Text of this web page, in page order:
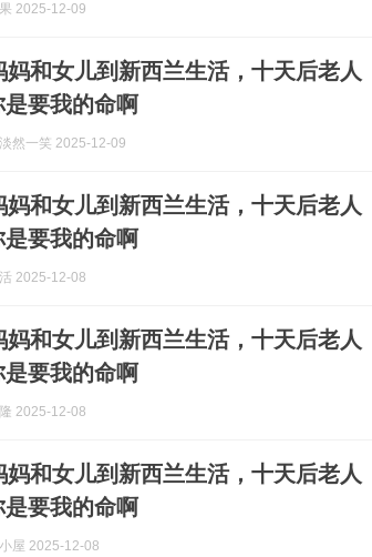
2025-12-09
妈和女儿到新西兰生活，十天后老人
要我的命啊
然一笑 2025-12-09
妈和女儿到新西兰生活，十天后老人
要我的命啊
2025-12-08
妈和女儿到新西兰生活，十天后老人
要我的命啊
2025-12-08
妈和女儿到新西兰生活，十天后老人
要我的命啊
屋 2025-12-08